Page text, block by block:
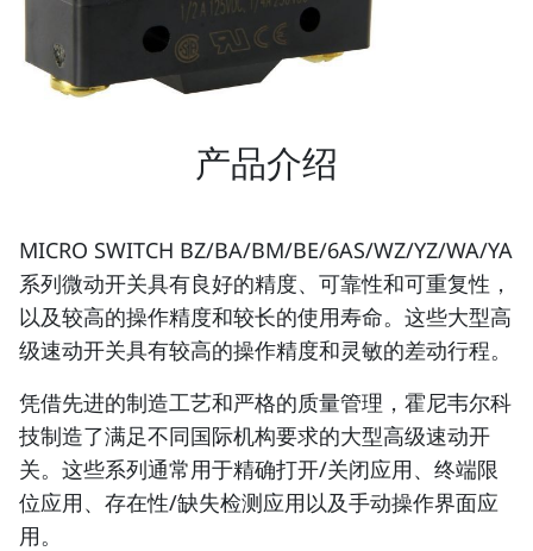
产品介绍
MICRO SWITCH BZ/BA/BM/BE/6AS/WZ/YZ/WA/YA
系列微动开关具有良好的精度、可靠性和可重复性，
以及较高的操作精度和较长的使用寿命。这些大型高
级速动开关具有较高的操作精度和灵敏的差动行程。
凭借先进的制造工艺和严格的质量管理，霍尼韦尔科
技制造了满足不同国际机构要求的大型高级速动开
关。这些系列通常用于精确打开/关闭应用、终端限
位应用、存在性/缺失检测应用以及手动操作界面应
用。